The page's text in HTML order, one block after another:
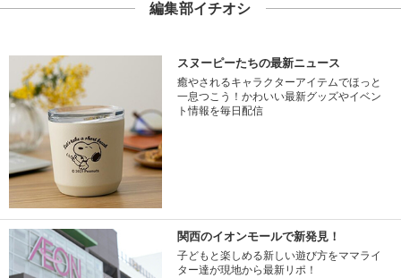
編集部イチオシ
スヌーピーたちの最新ニュース
癒やされるキャラクターアイテムでほっと
一息つこう！かわいい最新グッズやイベン
ト情報を毎日配信
関西のイオンモールで新発見！
子どもと楽しめる新しい遊び方をママライ
ター達が現地から最新リポ！